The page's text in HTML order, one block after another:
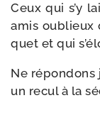
Ceux qui s’y
amis
quet et qui
Ne répon­dons
un recul à la